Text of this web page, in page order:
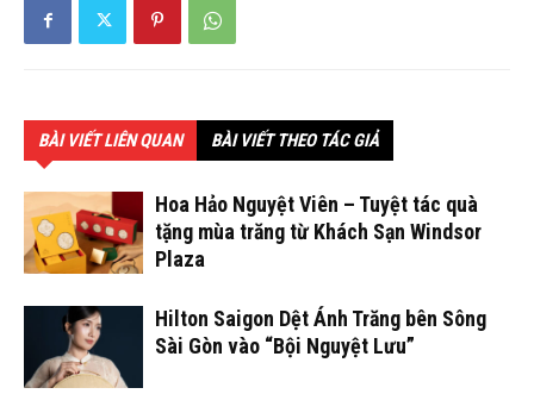
BÀI VIẾT LIÊN QUAN BÀI VIẾT THEO TÁC GIẢ
Hoa Hảo Nguyệt Viên – Tuyệt tác quà
tặng mùa trăng từ Khách Sạn Windsor
Plaza
Hilton Saigon Dệt Ánh Trăng bên Sông
Sài Gòn vào “Bội Nguyệt Lưu”